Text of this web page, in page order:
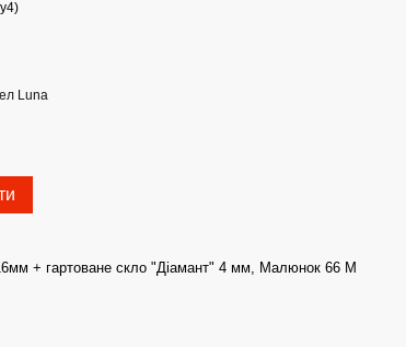
Luna
+ гартоване скло "Діамант" 4 мм, Малюнок 66 М